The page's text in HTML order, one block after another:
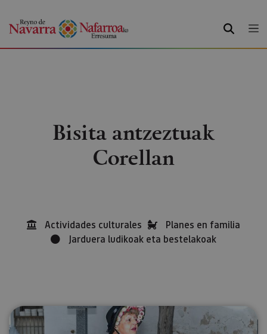
BILATU
Bisita antzeztuak
Corellan
Actividades culturales
Planes en familia
Jarduera ludikoak eta bestelakoak